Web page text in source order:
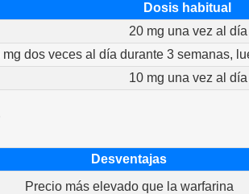
Dosis habitual
20 mg una vez al día
mg dos veces al día durante 3 semanas,
10 mg una vez al día
Desventajas
Precio más elevado que la warfarina